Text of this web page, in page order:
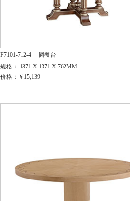
F7101-712-4
圆餐台
规格： 1371 X 1371 X 762MM
价格：￥15,139